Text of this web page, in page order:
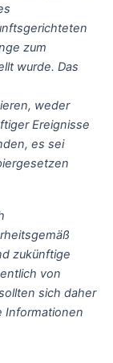
zum
wurde. Das
weder
Ereignisse
es sei
zukünftige
von
sich daher
Informationen